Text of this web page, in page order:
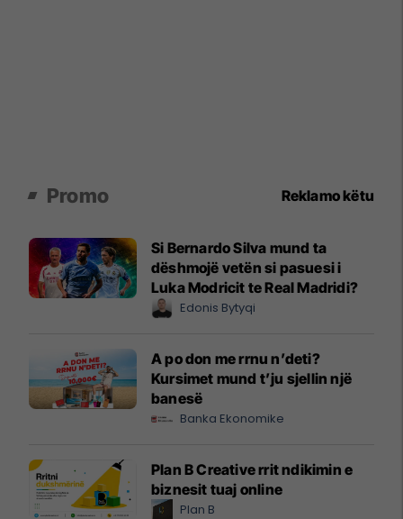
Promo Reklamo këtu
Si Bernardo Silva mund ta
dëshmojë vetën si pasuesi i
Luka Modricit te Real Madridi?
Edonis Bytyqi
A po don me rrnu n’deti?
Kursimet mund t’ju sjellin një
banesë
Banka Ekonomike
Plan B Creative rrit ndikimin e
biznesit tuaj online
Plan B